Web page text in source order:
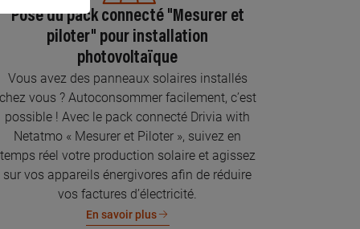
Pose du pack connecté "Mesurer et
piloter" pour installation
photovoltaïque
Vous avez des panneaux solaires installés
chez vous ? Autoconsommer facilement, c’est
possible ! Avec le pack connecté Drivia with
Netatmo « Mesurer et Piloter », suivez en
temps réel votre production solaire et agissez
sur vos appareils énergivores afin de réduire
vos factures d’électricité.
En savoir plus